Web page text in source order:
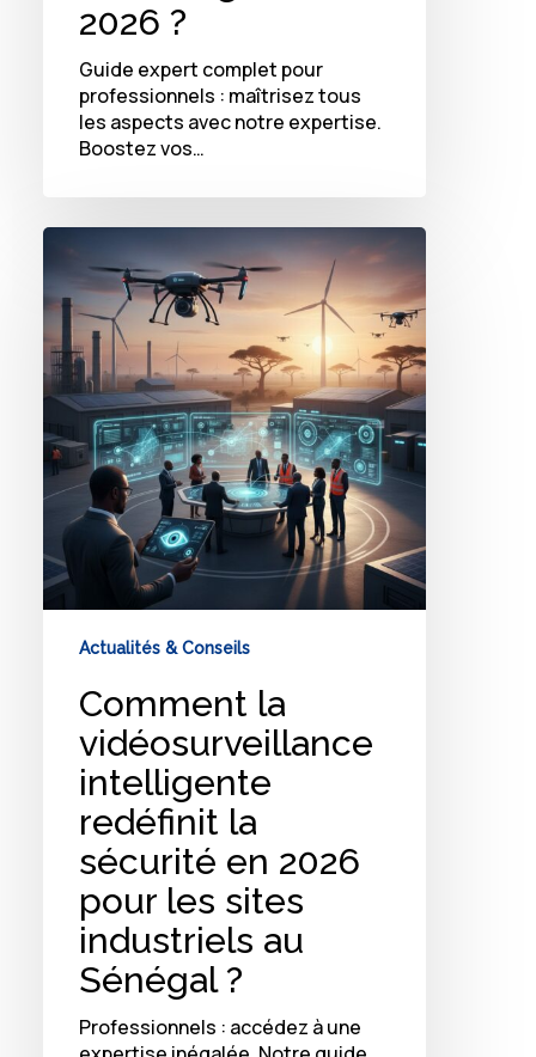
2026 ?
Guide expert complet pour
professionnels : maîtrisez tous
les aspects avec notre expertise.
Boostez vos…
Comment
vidéosurveillance
intelligente
redéfinit
la
sécurité
2026
pour
les
sites
industriels
au
Sénégal
Actualités & Conseils
Comment la
vidéosurveillance
intelligente
redéfinit la
sécurité en 2026
pour les sites
industriels au
Sénégal ?
Professionnels : accédez à une